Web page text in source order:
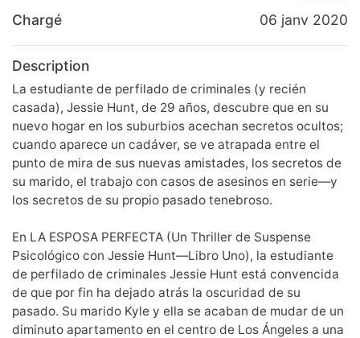
Chargé 06 janv 2020
Description
La estudiante de perfilado de criminales (y recién
casada), Jessie Hunt, de 29 años, descubre que en su
nuevo hogar en los suburbios acechan secretos ocultos;
cuando aparece un cadáver, se ve atrapada entre el
punto de mira de sus nuevas amistades, los secretos de
su marido, el trabajo con casos de asesinos en serie—y
los secretos de su propio pasado tenebroso.
En LA ESPOSA PERFECTA (Un Thriller de Suspense
Psicológico con Jessie Hunt—Libro Uno), la estudiante
de perfilado de criminales Jessie Hunt está convencida
de que por fin ha dejado atrás la oscuridad de su
pasado. Su marido Kyle y ella se acaban de mudar de un
diminuto apartamento en el centro de Los Ángeles a una